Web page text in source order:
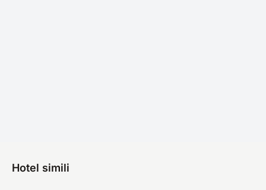
Hotel simili